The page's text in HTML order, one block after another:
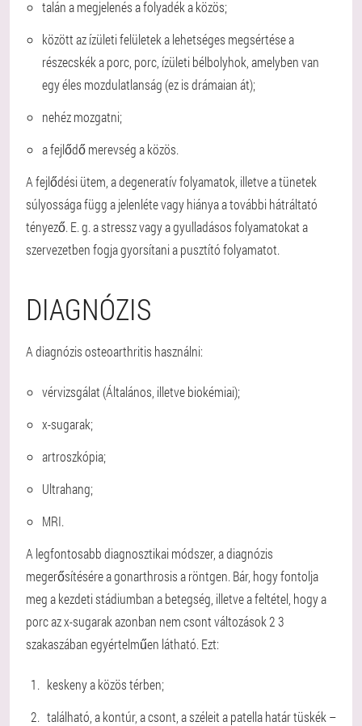
talán a megjelenés a folyadék a közös;
között az ízületi felületek a lehetséges megsértése a
részecskék a porc, porc, ízületi bélbolyhok, amelyben van
egy éles mozdulatlanság (ez is drámaian át);
nehéz mozgatni;
a fejlődő merevség a közös.
A fejlődési ütem, a degeneratív folyamatok, illetve a tünetek
súlyossága függ a jelenléte vagy hiánya a további hátráltató
tényező. E. g. a stressz vagy a gyulladásos folyamatokat a
szervezetben fogja gyorsítani a pusztító folyamatot.
DIAGNÓZIS
A diagnózis osteoarthritis használni:
vérvizsgálat (Általános, illetve biokémiai);
x-sugarak;
artroszkópia;
Ultrahang;
MRI.
A legfontosabb diagnosztikai módszer, a diagnózis
megerősítésére a gonarthrosis a röntgen. Bár, hogy fontolja
meg a kezdeti stádiumban a betegség, illetve a feltétel, hogy a
porc az x-sugarak azonban nem csont változások 2 3
szakaszában egyértelműen látható. Ezt:
keskeny a közös térben;
található, a kontúr, a csont, a széleit a patella határ tüskék –